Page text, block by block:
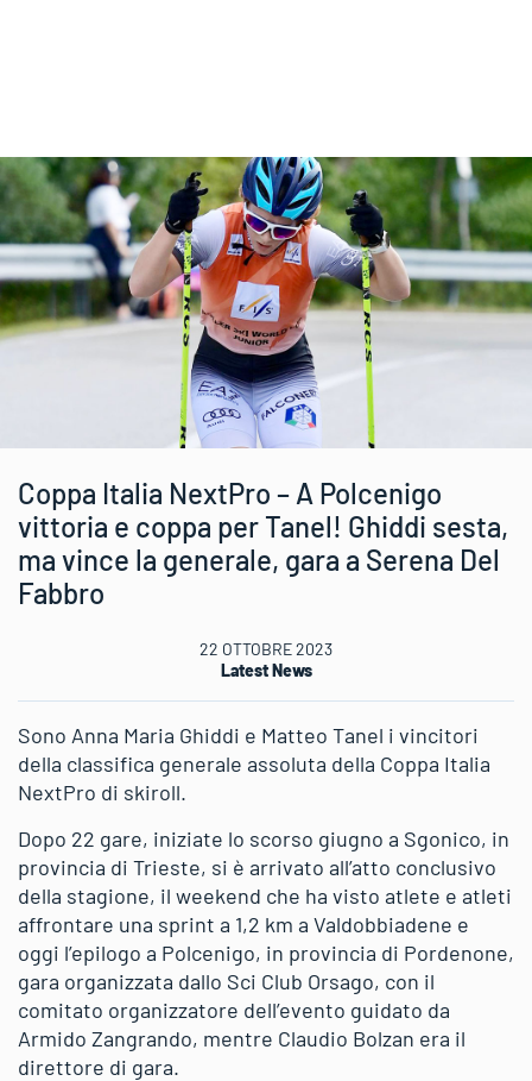
Coppa Italia NextPro – A Polcenigo
vittoria e coppa per Tanel! Ghiddi sesta,
ma vince la generale, gara a Serena Del
Fabbro
22 OTTOBRE 2023
Latest News
Sono Anna Maria Ghiddi e Matteo Tanel i vincitori
della classifica generale assoluta della Coppa Italia
NextPro di skiroll.
Dopo 22 gare, iniziate lo scorso giugno a Sgonico, in
provincia di Trieste, si è arrivato all’atto conclusivo
della stagione, il weekend che ha visto atlete e atleti
affrontare una sprint a 1,2 km a Valdobbiadene e
oggi l’epilogo a Polcenigo, in provincia di Pordenone,
gara organizzata dallo Sci Club Orsago, con il
comitato organizzatore dell’evento guidato da
Armido Zangrando, mentre Claudio Bolzan era il
direttore di gara.